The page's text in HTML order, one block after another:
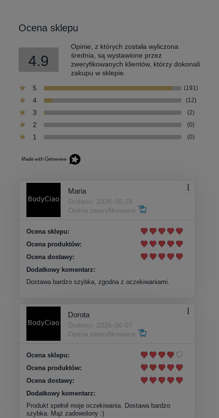
Ocena sklepu
4.9
Opinie, z których została wyliczona
średnia, są wystawione przez
zweryfikowanych klientów, którzy dokonali
zakupu w sklepie.
5
(191)
4 (12)
3 (2)
2 (0)
1 (0)
Maria
Dodano: 2026-06-28
Opinia zweryfikowana
Ocena sklepu:
Ocena produktów:
Ocena dostawy:
Dodatkowy komentarz:
Dostawa bardzo szybka, zgodna z oczekiwaniami.
Dorota
Dodano: 2026-06-07
Opinia zweryfikowana
Ocena sklepu:
Ocena produktów:
Ocena dostawy:
Dodatkowy komentarz:
Produkt spełnił moje oczekiwania. Dostawa bardzo
szybka. Mąż zadowolony :)